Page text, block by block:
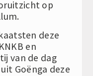
op
deze
en
van de dag
Goënga deze